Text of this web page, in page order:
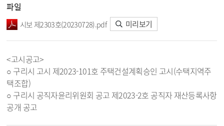
파일
시보 제2303호(20230728).pdf 미리보기
<고시공고>
○ 구리시 고시 제2023-101호 주택건설계획승인 고시(수택지역주
택조합)
○ 구리시 공직자윤리위원회 공고 제2023-2호 공직자 재산등록사항
공개 공고